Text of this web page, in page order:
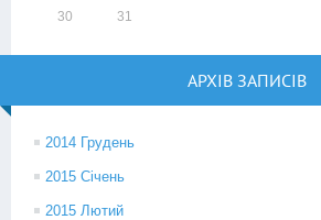
30 31
АРХІВ ЗАПИСІВ
2014 Грудень
2015 Січень
2015 Лютий